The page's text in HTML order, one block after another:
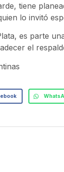
tiene
lo invitó
es parte
el